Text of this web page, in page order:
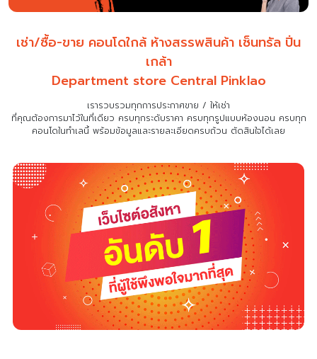
เช่า/ซื้อ-ขาย คอนโดใกล้ ห้างสรรพสินค้า เซ็นทรัล ปิ่น
เกล้า
Department store Central Pinklao
เรารวบรวมทุกการประกาศขาย / ให้เช่า
ที่คุณต้องการมาไว้ในที่เดียว ครบทุกระดับราคา ครบทุกรูปแบบห้องนอน ครบทุก
คอนโดในทำเลนี้ พร้อมข้อมูลและรายละเอียดครบถ้วน ตัดสินใจได้เลย